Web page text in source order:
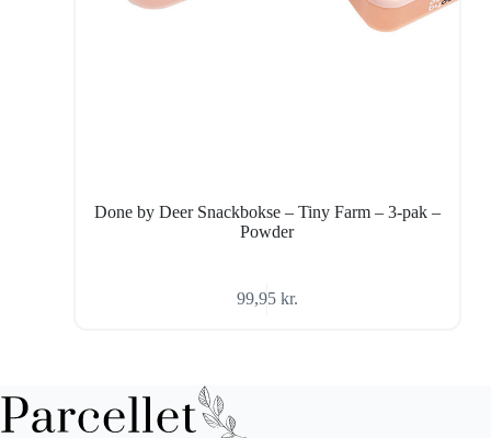
Done by Deer Snackbokse – Tiny Farm – 3-pak –
Powder
99,95 kr.